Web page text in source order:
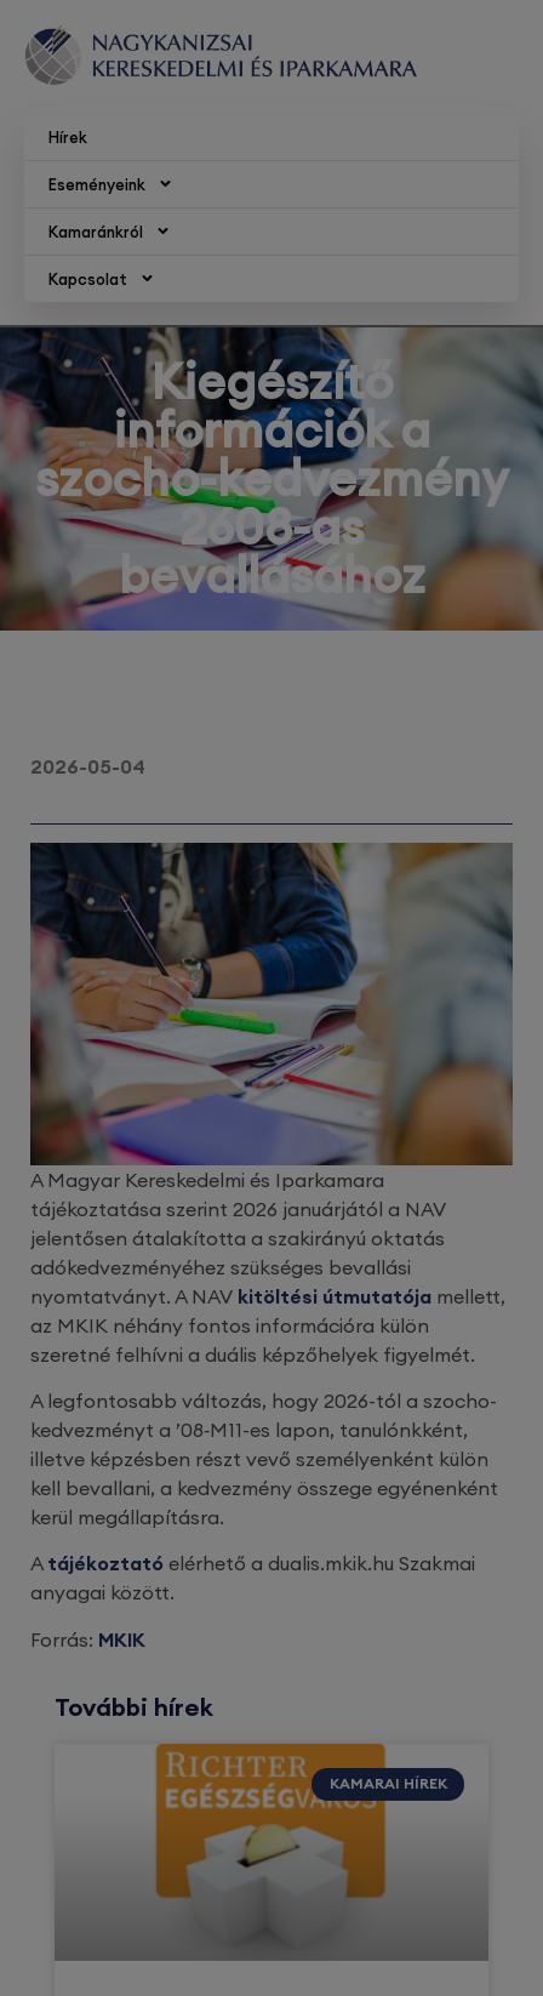
Hírek
Eseményeink
Kamaránkról
Kapcsolat
Kiegészítő
információk a
szocho-kedvezmény
2608-as
bevallásához
2026-05-04
A Magyar Kereskedelmi és Iparkamara
tájékoztatása szerint 2026 januárjától a NAV
jelentősen átalakította a szakirányú oktatás
adókedvezményéhez szükséges bevallási
nyomtatványt. A NAV kitöltési útmutatója mellett,
az MKIK néhány fontos információra külön
szeretné felhívni a duális képzőhelyek figyelmét.
A legfontosabb változás, hogy 2026-tól a szocho-
kedvezményt a ’08‑M11-es lapon, tanulónkként,
illetve képzésben részt vevő személyenként külön
kell bevallani, a kedvezmény összege egyénenként
kerül megállapításra.
A tájékoztató elérhető a dualis.mkik.hu Szakmai
anyagai között.
Forrás: MKIK
További hírek
KAMARAI HÍREK